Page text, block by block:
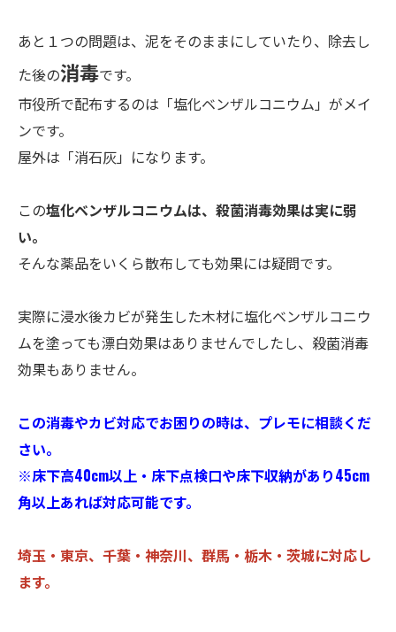
あと１つの問題は、泥をそのままにしていたり、除去し
た後の消毒です。
市役所で配布するのは「塩化ベンザルコニウム」がメイ
ンです。
屋外は「消石灰」になります。
この塩化ベンザルコニウムは、殺菌消毒効果は実に弱
い。
そんな薬品をいくら散布しても効果には疑問です。
実際に浸水後カビが発生した木材に塩化ベンザルコニウ
ムを塗っても漂白効果はありませんでしたし、殺菌消毒
効果もありません。
この消毒やカビ対応でお困りの時は、プレモに相談くだ
さい。
※床下高40cm以上・床下点検口や床下収納があり45cm
角以上あれば対応可能です。
埼玉・東京、千葉・神奈川、群馬・栃木・茨城に対応し
ます。